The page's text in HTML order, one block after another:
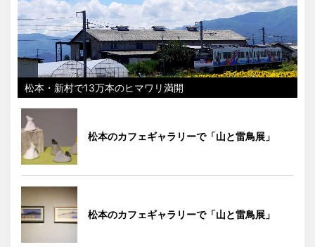
松本・新村で13万本のヒマワリ満開
松本のカフェギャラリーで「山と雷鳥展」
松本のカフェギャラリーで「山と雷鳥展」